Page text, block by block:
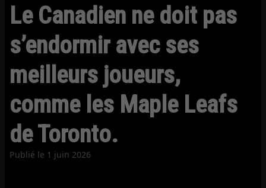
Le Canadien ne doit pas
s’endormir avec ses
meilleurs joueurs,
comme les Maple Leafs
de Toronto.
Publié le 1 juin 2026